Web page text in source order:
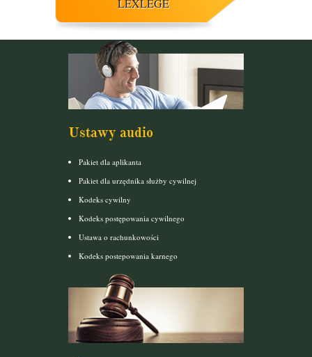
LEXLEGE
Ustawy audio
Pakiet dla aplikanta
Pakiet dla urzędnika służby cywilnej
Kodeks cywilny
Kodeks postępowania cywilnego
Ustawa o rachunkowości
Kodeks postepowania karnego